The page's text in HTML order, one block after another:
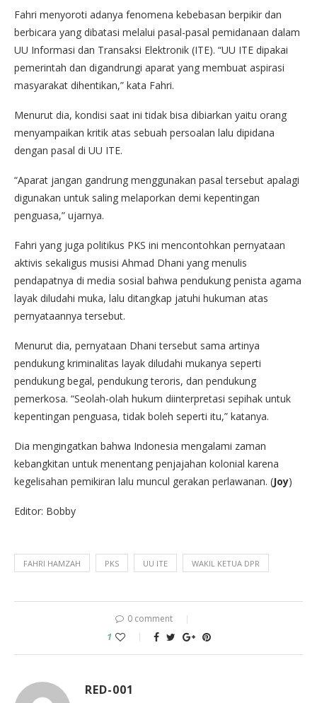
Fahri menyoroti adanya fenomena kebebasan berpikir dan
berbicara yang dibatasi melalui pasal-pasal pemidanaan dalam
UU Informasi dan Transaksi Elektronik (ITE). “UU ITE dipakai
pemerintah dan digandrungi aparat yang membuat aspirasi
masyarakat dihentikan,” kata Fahri.
Menurut dia, kondisi saat ini tidak bisa dibiarkan yaitu orang
menyampaikan kritik atas sebuah persoalan lalu dipidana
dengan pasal di UU ITE.
“Aparat jangan gandrung menggunakan pasal tersebut apalagi
digunakan untuk saling melaporkan demi kepentingan
penguasa,” ujarnya.
Fahri yang juga politikus PKS ini mencontohkan pernyataan
aktivis sekaligus musisi Ahmad Dhani yang menulis
pendapatnya di media sosial bahwa pendukung penista agama
layak diludahi muka, lalu ditangkap jatuhi hukuman atas
pernyataannya tersebut.
Menurut dia, pernyataan Dhani tersebut sama artinya
pendukung kriminalitas layak diludahi mukanya seperti
pendukung begal, pendukung teroris, dan pendukung
pemerkosa. “Seolah-olah hukum diinterpretasi sepihak untuk
kepentingan penguasa, tidak boleh seperti itu,” katanya.
Dia mengingatkan bahwa Indonesia mengalami zaman
kebangkitan untuk menentang penjajahan kolonial karena
kegelisahan pemikiran lalu muncul gerakan perlawanan. (Joy)
Editor: Bobby
FAHRI HAMZAH PKS UU ITE WAKIL KETUA DPR
0 comment
1
RED-001